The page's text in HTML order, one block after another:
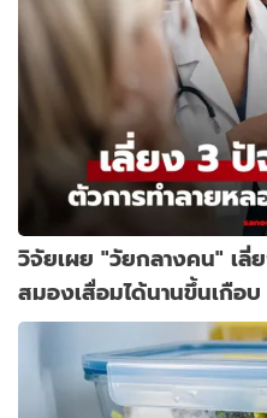
วิจัยเผย "วัยกลางคน" เลี่
สมองเสื่อมได้นานขึ้นเกือบ